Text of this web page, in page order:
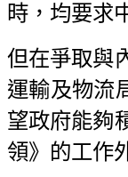
時，均要求
但在爭取與
運輸及物流
望政府能夠
領》的工作